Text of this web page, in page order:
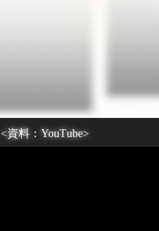
<資料：YouTube>